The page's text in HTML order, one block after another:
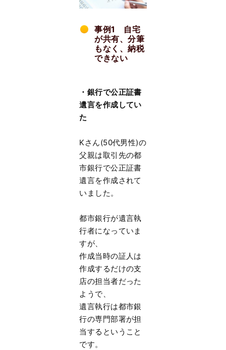
事例1 自宅
が共有、分筆
もなく、納税
できない
・銀行で公正証書
遺言を作成してい
た
Kさん(50代男性)の
父親は取引先の都
市銀行で公正証書
遺言を作成されて
いました。
都市銀行が遺言執
行者になっていま
すが、
作成当時の証人は
作成するだけの支
店の担当者だった
ようで、
遺言執行は都市銀
行の専門部署が担
当するということ
です。